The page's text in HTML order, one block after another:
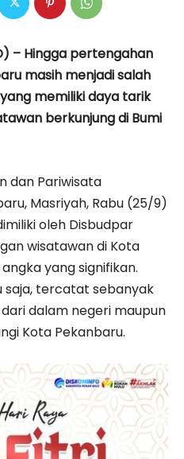
– Hingga pertengahan
masih menjadi salah
memiliki daya tarik
berkunjung di Bumi
dan Pariwisata
Masriyah, Rabu (25/9)
oleh Disbudpar
wisatawan di Kota
yang signifikan.
saja, tercatat sebanyak
dari dalam negeri maupun
Kota Pekanbaru.